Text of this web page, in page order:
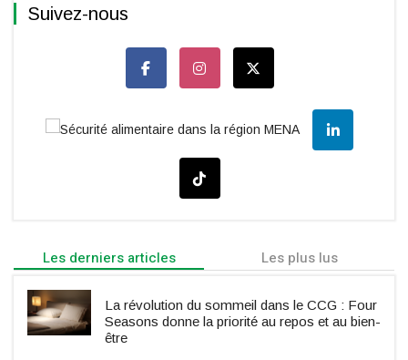
Suivez-nous
Les derniers articles Les plus lus
La révolution du sommeil dans le CCG : Four
Seasons donne la priorité au repos et au bien-
être